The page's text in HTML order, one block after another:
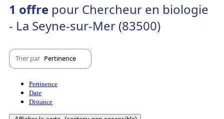
1 offre pour Chercheur en biologie
- La Seyne-sur-Mer (83500)
Trier par Pertinence
Pertinence
Date
Distance